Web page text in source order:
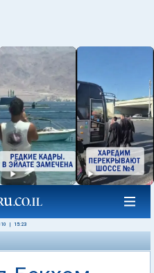
15:23